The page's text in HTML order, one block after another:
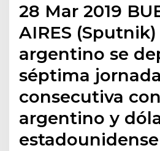
28 Mar 2019
AIRES
argentino se
séptima jornada
consecutiva
argentino y
estadounidense